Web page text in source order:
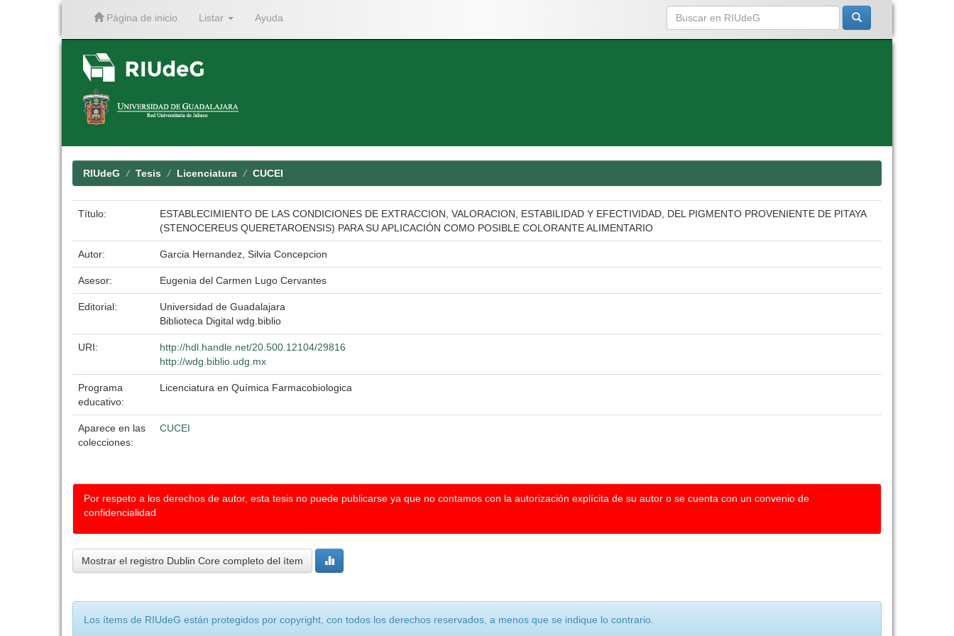
Página de inicio Listar Ayuda
RIUdeG Tesis Licenciatura CUCEI
Título:
ESTABLECIMIENTO DE LAS CONDICIONES DE EXTRACCION, VALORACION, ESTABILIDAD Y EFECTIVIDAD, DEL PIGMENTO PROVENIENTE DE PITAYA
(STENOCEREUS QUERETAROENSIS) PARA SU APLICACIÓN COMO POSIBLE COLORANTE ALIMENTARIO
Autor: Garcia Hernandez, Silvia Concepcion
Asesor: Eugenia del Carmen Lugo Cervantes
Editorial:
Universidad de Guadalajara
Biblioteca Digital wdg.biblio
URI:
http://hdl.handle.net/20.500.12104/29816
http://wdg.biblio.udg.mx
Programa
educativo:
Licenciatura en Química Farmacobiologica
Aparece en las
colecciones:
CUCEI
Por respeto a los derechos de autor, esta tesis no puede publicarse ya que no contamos con la autorización explícita de su autor o se cuenta con un convenio de
confidencialidad
Mostrar el registro Dublin Core completo del ítem
Los ítems de RIUdeG están protegidos por copyright, con todos los derechos reservados, a menos que se indique lo contrario.